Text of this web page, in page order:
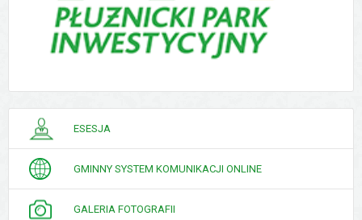
PORADNIK
INTERESANTA
ESESJA
GMINNY SYSTEM KOMUNIKACJI ONLINE
GALERIA FOTOGRAFII